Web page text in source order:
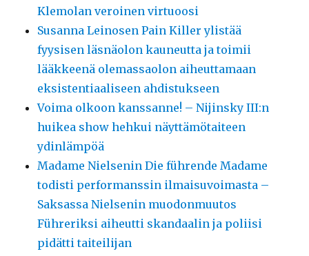
Klemolan veroinen virtuoosi
Susanna Leinosen Pain Killer ylistää
fyysisen läsnäolon kauneutta ja toimii
lääkkeenä olemassaolon aiheuttamaan
eksistentiaaliseen ahdistukseen
Voima olkoon kanssanne! – Nijinsky III:n
huikea show hehkui näyttämötaiteen
ydinlämpöä
Madame Nielsenin Die führende Madame
todisti performanssin ilmaisuvoimasta –
Saksassa Nielsenin muodonmuutos
Führeriksi aiheutti skandaalin ja poliisi
pidätti taiteilijan